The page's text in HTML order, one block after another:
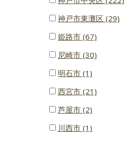
滋賀県
神戸市東灘区 (29)
姫路市 (67)
尼崎市 (30)
明石市 (1)
西宮市 (21)
芦屋市 (2)
川西市 (1)